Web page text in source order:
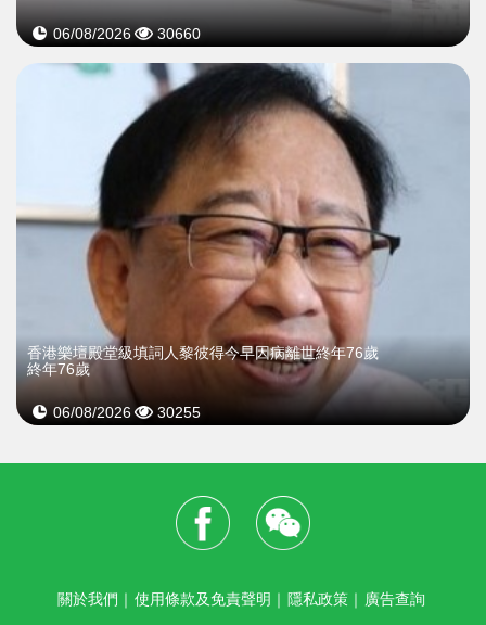
06/08/2026 30660
​香港樂壇殿堂級填詞人黎彼得今早因病離世終年76歲
終年76歲
06/08/2026 30255
關於我們 ｜ 使用條款及免責聲明 ｜ 隱私政策 ｜ 廣告查詢